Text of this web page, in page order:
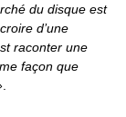
du disque est
d’une
raconter une
façon que